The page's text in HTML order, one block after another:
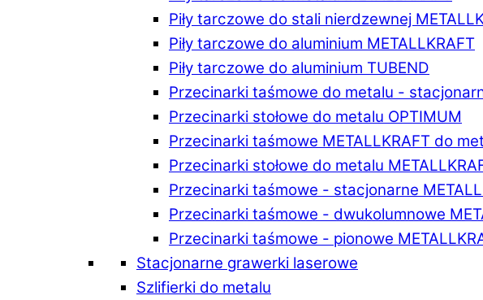
Piły tarczowe do stali nierdzewnej
Piły tarczowe do aluminium METALLKRAFT
Piły tarczowe do aluminium TUBEND
Przecinarki taśmowe do metalu -
Przecinarki stołowe do metalu OPTIMUM
Przecinarki taśmowe METALLKRAFT do
Przecinarki stołowe do metalu
Przecinarki taśmowe - stacjonarne
Przecinarki taśmowe - dwukolumnowe
Przecinarki taśmowe - pionowe
Stacjonarne grawerki laserowe
Szlifierki do metalu